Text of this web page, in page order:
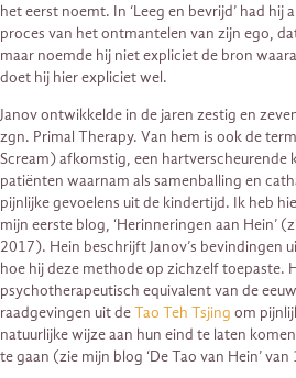
het eerst noemt. In ‘Leeg en bevrijd’ had hij
proces van het ontmantelen van zijn ego,
maar noemde hij niet expliciet de bron
doet hij hier expliciet wel.
Janov ontwikkelde in de jaren zestig en
zgn. Primal Therapy. Van hem is ook de
Scream) afkomstig, een hartverscheurende
patiënten waarnam als samenballing en
pijnlijke gevoelens uit de kindertijd. Ik heb
mijn eerste blog, ‘Herinneringen aan Hein’
2017). Hein beschrijft Janov’s bevindingen
hoe hij deze methode op zichzelf toepaste.
psychotherapeutisch equivalent van de
raadgevingen uit deTao Teh Tsjing om
natuurlijke wijze aan hun eind te laten
te gaan (zie mijn blog ‘De Tao van Hein’